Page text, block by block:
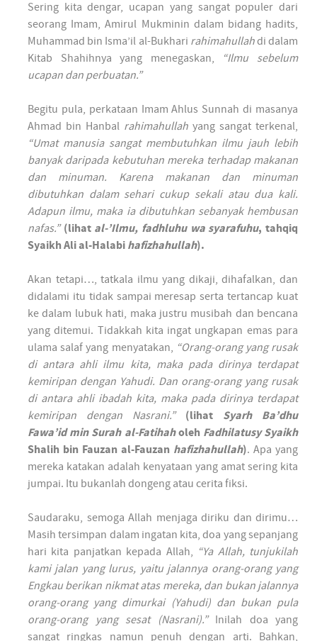
Sering kita dengar, ucapan yang sangat populer dari
seorang Imam, Amirul Muk­minin dalam bidang hadits,
Muham­mad bin Isma’il al-Bukhari rahimahullahdi dalam
Kitab Shahih­nya yang menegaskan,
“Ilmu sebelum
ucapan dan perbuatan.”
Begitu pula, per­kataan Imam Ahlus Sun­nah di masanya
Ahmad bin Hanbal rahimahullah yang sangat ter­kenal,
“Umat manusia sangat mem­butuhkan ilmu jauh lebih
banyak daripada kebutuhan mereka ter­hadap makanan
dan minuman. Karena makanan dan minuman
dibutuhkan dalam sehari cukup sekali atau dua kali.
Adapun ilmu, maka ia dibutuhkan sebanyak hem­busan
nafas.” (lihat al-’Ilmu, fadh­luhu wa syarafuhu, tahqiq
Syaikh Ali al-Halabi hafizhahullah).
Akan tetapi…, tat­kala ilmu yang dikaji, dihafalkan, dan
didalami itu tidak sam­pai meresap serta ter­tan­cap kuat
ke dalam lubuk hati, maka jus­tru musibah dan ben­cana
yang ditemui. Tidak­kah kita ingat ung­kapan emas para
ulama salaf yang menyatakan, “Orang-orang yang rusak
di antara ahli ilmu kita, maka pada dirinya ter­dapat
kemiripan dengan Yahudi. Dan orang-orang yang rusak
di antara ahli ibadah kita, maka pada dirinya ter­dapat
kemiripan dengan Nas­rani.”
(lihat Syarh Ba’dhu
Fawa’id min Surah al-Fatihaholeh Fadhilatusy Syaikh
Shalih bin Fauzan al-Fauzan hafizhahullah). Apa yang
mereka katakan adalah kenyataan yang amat sering kita
jum­pai. Itu bukanlah dongeng atau cerita fiksi.
Saudaraku, semoga Allah men­jaga diriku dan dirimu…
Masih ter­simpan dalam ingatan kita, doa yang sepan­jang
hari kita pan­jatkan kepada Allah, “Ya Allah, tun­jukilah
kami jalan yang lurus, yaitu jalan­nya orang-orang yang
Eng­kau ber­ikan nik­mat atas mereka, dan bukan jalan­nya
orang-orang yang dimur­kai (Yahudi) dan bukan pula
orang-orang yang sesat (Nas­rani).” Inilah doa yang
sangat ring­kas namun penuh dengan arti. Bahkan,